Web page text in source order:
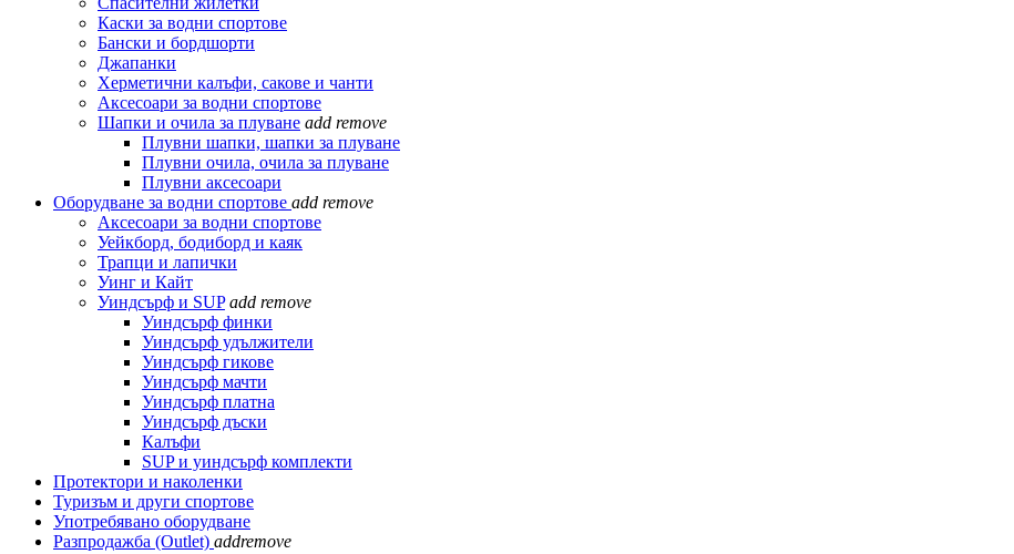
Каски за водни спортове
Бански и бордшорти
Джапанки
Херметични калъфи, сакове и чанти
Аксесоари за водни спортове
Шапки и очила за плуване add remove
Плувни шапки, шапки за плуване
Плувни очила, очила за плуване
Плувни аксесоари
Оборудване за водни спортове add remove
Аксесоари за водни спортове
Уейкборд, бодиборд и каяк
Трапци и лапички
Уинг и Кайт
Уиндсърф и SUP add remove
Уиндсърф финки
Уиндсърф удължители
Уиндсърф гикове
Уиндсърф мачти
Уиндсърф платна
Уиндсърф дъски
Калъфи
SUP и уиндсърф комплекти
Протектори и наколенки
Туризъм и други спортове
Употребявано оборудване
Разпродажба (Outlet) addremove